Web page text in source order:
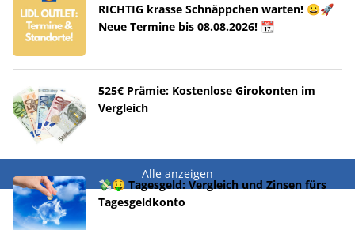
RICHTIG krasse Schnäppchen warten! 😀🚀
Neue Termine bis 08.08.2026! 📆
525€ Prämie: Kostenlose Girokonten im
Vergleich
Alle anzeigen
💸🤑 Tagesgeld: Vergleich und Zinsen fürs
Tagesgeldkonto